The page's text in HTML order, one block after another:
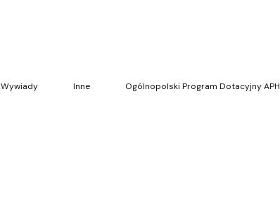
Wywiady Inne Ogólnopolski Program Dotacyjny APH